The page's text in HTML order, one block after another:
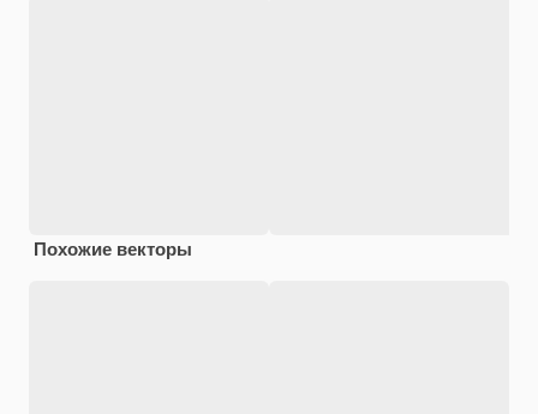
Похожие векторы